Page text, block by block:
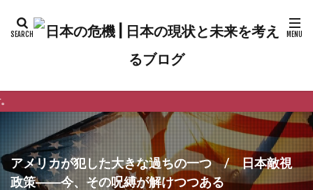
アメリカが犯した大きな過ちの一つ / 日本敵視
政策――今、その呪縛が解けつつある